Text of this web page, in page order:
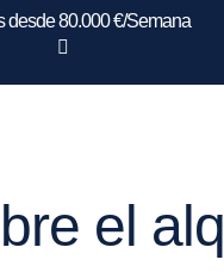
desde 80.000 €/Semana
el